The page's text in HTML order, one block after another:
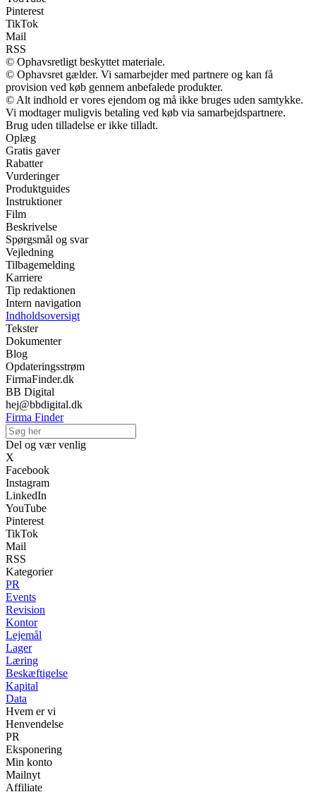
Pinterest
TikTok
Mail
RSS
© Ophavsretligt beskyttet materiale.
© Ophavsret gælder. Vi samarbejder med partnere og kan få
provision ved køb gennem anbefalede produkter.
© Alt indhold er vores ejendom og må ikke bruges uden samtykke.
Vi modtager muligvis betaling ved køb via samarbejdspartnere.
Brug uden tilladelse er ikke tilladt.
Oplæg
Gratis gaver
Rabatter
Vurderinger
Produktguides
Instruktioner
Film
Beskrivelse
Spørgsmål og svar
Vejledning
Tilbagemelding
Karriere
Tip redaktionen
Intern navigation
Indholdsoversigt
Tekster
Dokumenter
Blog
Opdateringsstrøm
FirmaFinder.dk
BB Digital
hej@bbdigital.dk
Firma Finder
Del og vær venlig
X
Facebook
Instagram
LinkedIn
YouTube
Pinterest
TikTok
Mail
RSS
Kategorier
PR
Events
Revision
Kontor
Lejemål
Lager
Læring
Beskæftigelse
Kapital
Data
Hvem er vi
Henvendelse
PR
Eksponering
Min konto
Mailnyt
Affiliate